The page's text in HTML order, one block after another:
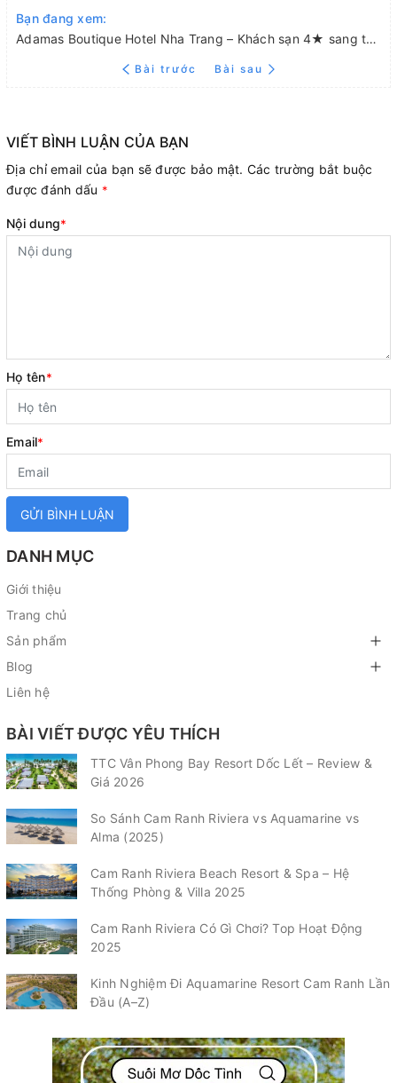
Bạn đang xem:
Adamas Boutique Hotel Nha Trang – Khách sạn 4★ sang trọng giữa lòng phố biển
Bài trước Bài sau
VIẾT BÌNH LUẬN CỦA BẠN
Địa chỉ email của bạn sẽ được bảo mật. Các trường bắt buộc
được đánh dấu *
Nội dung*
Họ tên*
Email*
GỬI BÌNH LUẬN
DANH MỤC
Giới thiệu
Trang chủ
Sản phẩm
Blog
Liên hệ
BÀI VIẾT ĐƯỢC YÊU THÍCH
TTC Vân Phong Bay Resort Dốc Lết – Review &
Giá 2026
So Sánh Cam Ranh Riviera vs Aquamarine vs
Alma (2025)
Cam Ranh Riviera Beach Resort & Spa – Hệ
Thống Phòng & Villa 2025
Cam Ranh Riviera Có Gì Chơi? Top Hoạt Động
2025
Kinh Nghiệm Đi Aquamarine Resort Cam Ranh Lần
Đầu (A–Z)